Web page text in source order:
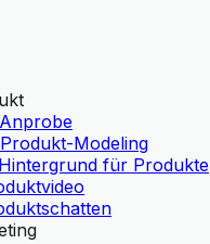
Modeling
für Produkte